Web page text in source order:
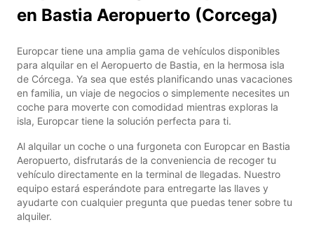
en Bastia Aeropuerto (Corcega)
Europcar tiene una amplia gama de vehículos disponibles
para alquilar en el Aeropuerto de Bastia, en la hermosa isla
de Córcega. Ya sea que estés planificando unas vacaciones
en familia, un viaje de negocios o simplemente necesites un
coche para moverte con comodidad mientras exploras la
isla, Europcar tiene la solución perfecta para ti.
Al alquilar un coche o una furgoneta con Europcar en Bastia
Aeropuerto, disfrutarás de la conveniencia de recoger tu
vehículo directamente en la terminal de llegadas. Nuestro
equipo estará esperándote para entregarte las llaves y
ayudarte con cualquier pregunta que puedas tener sobre tu
alquiler.